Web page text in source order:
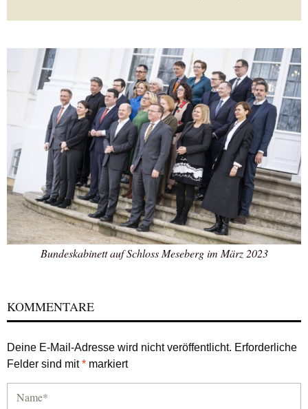
Bundeskabinett auf Schloss Meseberg im März 2023
KOMMENTARE
Deine E-Mail-Adresse wird nicht veröffentlicht. Erforderliche
Felder sind mit* markiert